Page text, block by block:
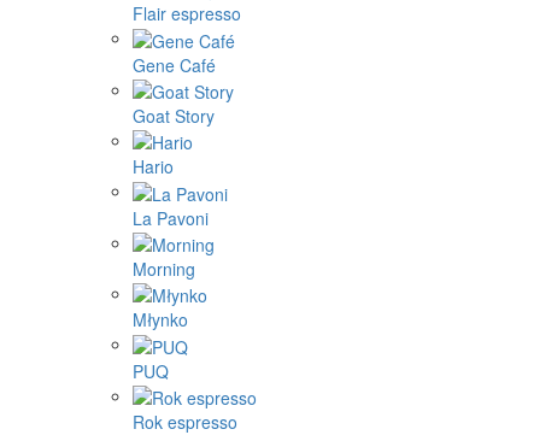
Flair espresso
Gene Café
Goat Story
Hario
La Pavoni
Morning
Młynko
PUQ
Rok espresso